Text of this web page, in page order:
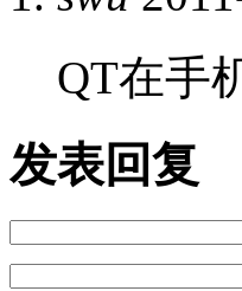
QT在手
发表回复